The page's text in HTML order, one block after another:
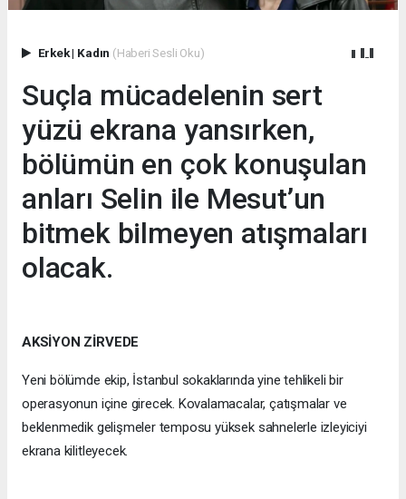
Erkek| Kadın (Haberi Sesli Oku)
Suçla mücadelenin sert
yüzü ekrana yansırken,
bölümün en çok konuşulan
anları Selin ile Mesut’un
bitmek bilmeyen atışmaları
olacak.
AKSİYON ZİRVEDE
Yeni bölümde ekip, İstanbul sokaklarında yine tehlikeli bir
operasyonun içine girecek. Kovalamacalar, çatışmalar ve
beklenmedik gelişmeler temposu yüksek sahnelerle izleyiciyi
ekrana kilitleyecek.